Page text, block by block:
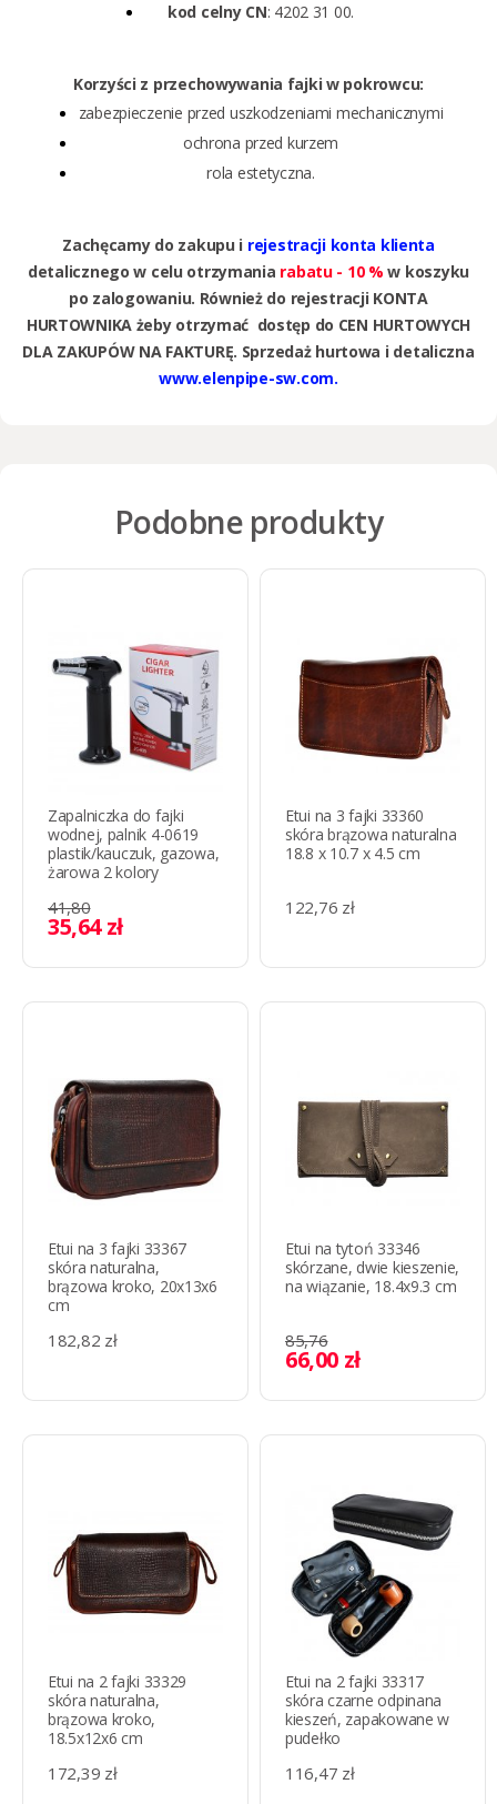
kod celny CN: 4202 31 00.
Korzyści z przechowywania fajki w pokrowcu:
zabezpieczenie przed uszkodzeniami mechanicznymi
ochrona przed kurzem
rola estetyczna.
Zachęcamy do zakupu i rejestracji konta klienta
detalicznego w celu otrzymania rabatu - 10 % w koszyku
po zalogowaniu. Również do rejestracji KONTA
HURTOWNIKA żeby otrzymać dostęp do CEN HURTOWYCH
DLA ZAKUPÓW NA FAKTURĘ. Sprzedaż hurtowa i detaliczna
www.elenpipe-sw.com.
Podobne produkty
Zapalniczka do fajki
wodnej, palnik 4-0619
plastik/kauczuk, gazowa,
żarowa 2 kolory
41,80
35,64 zł
Etui na 3 fajki 33360
skóra brązowa naturalna
18.8 x 10.7 x 4.5 cm
122,76 zł
Etui na 3 fajki 33367
skóra naturalna,
brązowa kroko, 20x13x6
cm
182,82 zł
Etui na tytoń 33346
skórzane, dwie kieszenie,
na wiązanie, 18.4x9.3 cm
85,76
66,00 zł
Etui na 2 fajki 33329
skóra naturalna,
brązowa kroko,
18.5x12x6 cm
172,39 zł
Etui na 2 fajki 33317
skóra czarne odpinana
kieszeń, zapakowane w
pudełko
116,47 zł